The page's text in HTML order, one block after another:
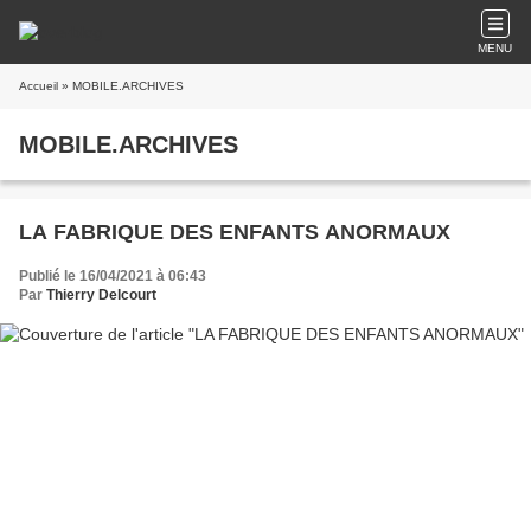
MENU
Accueil » MOBILE.ARCHIVES
MOBILE.ARCHIVES
LA FABRIQUE DES ENFANTS ANORMAUX
Publié le 16/04/2021 à 06:43
Par Thierry Delcourt